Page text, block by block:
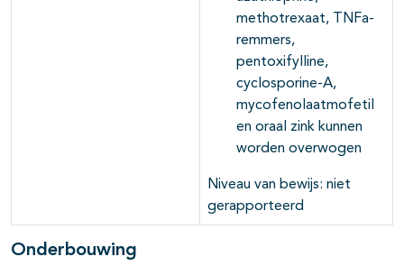
methotrexaat, TNFa-
remmers,
pentoxifylline,
cyclosporine-A,
mycofenolaatmofetil
en oraal zink kunnen
worden overwogen
Niveau van bewijs: niet
gerapporteerd
Onderbouwing